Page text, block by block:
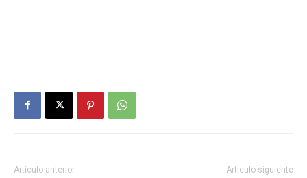
Artículo anterior Artículo siguiente